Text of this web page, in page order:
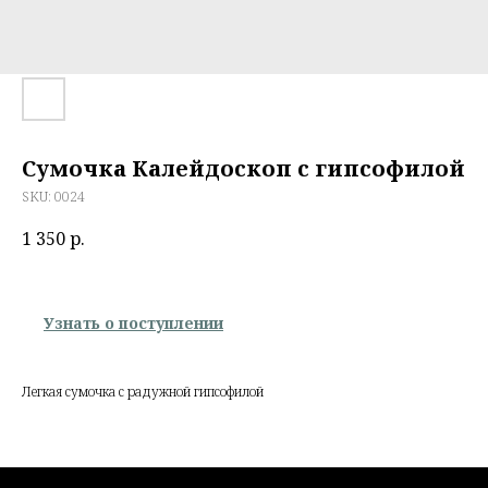
Сумочка Калейдоскоп с гипсофилой
SKU: 0024
1 350р.
Узнать о поступлении
Легкая сумочка с радужной гипсофилой